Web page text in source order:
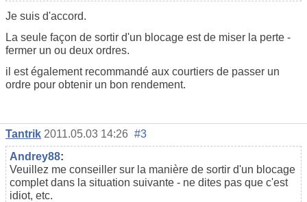
Je suis d'accord.
La seule façon de sortir d'un blocage est de miser la perte -
fermer un ou deux ordres.
il est également recommandé aux courtiers de passer un
ordre pour obtenir un bon rendement.
Tantrik 2011.05.03 14:26 #3
Andrey88:
Veuillez me conseiller sur la manière de sortir d'un blocage
complet dans la situation suivante - ne dites pas que c'est
idiot, etc.